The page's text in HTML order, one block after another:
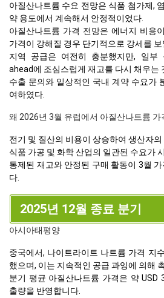
아질산나트륨 수요 전망은 식품 첨가제,
약 용도에서 계속해서 안정적이었다.
아질산나트륨 가격 전망은 에너지 비용
가격이 강해질 경우 단기적으로 강세를
지역 공급은 여전히 충분했지만, 일부
ahead에 조심스럽게 재고를 다시 채우는
수출 문의와 일상적인 국내 계약 수요가
여하였다.
왜 2026년 3월 유럽에서 아질산나트륨 가
전기 및 질산의 비용이 상승하여 생산자
식품 가공 및 화학 산업의 일관된 수요가
통제된 재고와 안정된 구매 활동이 3월
다.
2025년 12월 종료 분기
아시아태평양
중국에서, 나이트라이트 나트륨 가격 지
했으며, 이는 지속적인 공급 과잉에 의해
분기 평균 아질산나트륨 가격은 약 USD
출량을 반영합니다.